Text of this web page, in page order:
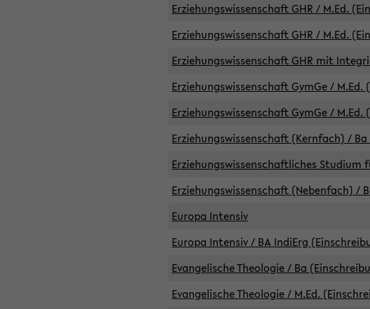
Erziehungswissenschaft GHR / M.Ed.
Erziehungswissenschaft GHR / M.Ed.
Erziehungswissenschaft GHR mit
Erziehungswissenschaft GymGe / M.Ed.
Erziehungswissenschaft GymGe / M.Ed.
Erziehungswissenschaft (Kernfach) / Ba
Erziehungswissenschaftliches Studium
Erziehungswissenschaft (Nebenfach) /
Europa Intensiv
Europa Intensiv / BA IndiErg
Evangelische Theologie / Ba
Evangelische Theologie / M.Ed.